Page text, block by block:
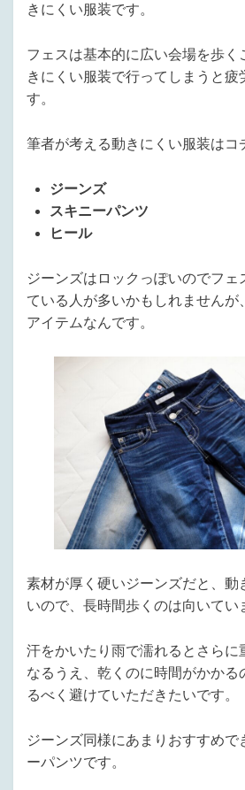
きにくい服装です。
フェスは基本的に広い会場を歩く
きにくい服装で行ってしまうと疲
す。
筆者が考える動きにくい服装はコ
ジーンズ
スキニーパンツ
ヒール
ジーンズはロックっぽいのでフェ
ている人が多いかもしれませんが
アイテムなんです。
素材が厚く硬いジーンズだと、動
いので、長時間歩くのは向いてい
汗をかいたり雨で濡れるとさらに
なるうえ、乾くのに時間がかかる
るべく避けていただきたいです。
ジーンズ同様にあまりおすすめで
ーパンツです。